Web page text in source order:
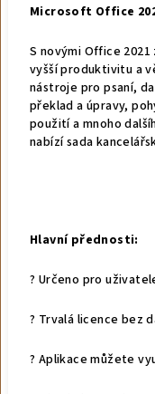
Microsoft Office
S novými Office
vyšší produktivitu a
nástroje pro psaní,
překlad a úpravy,
použití a mnoho
nabízí sada
Hlavní přednosti:
? Určeno pro
? Trvalá licence bez
? Aplikace můžete